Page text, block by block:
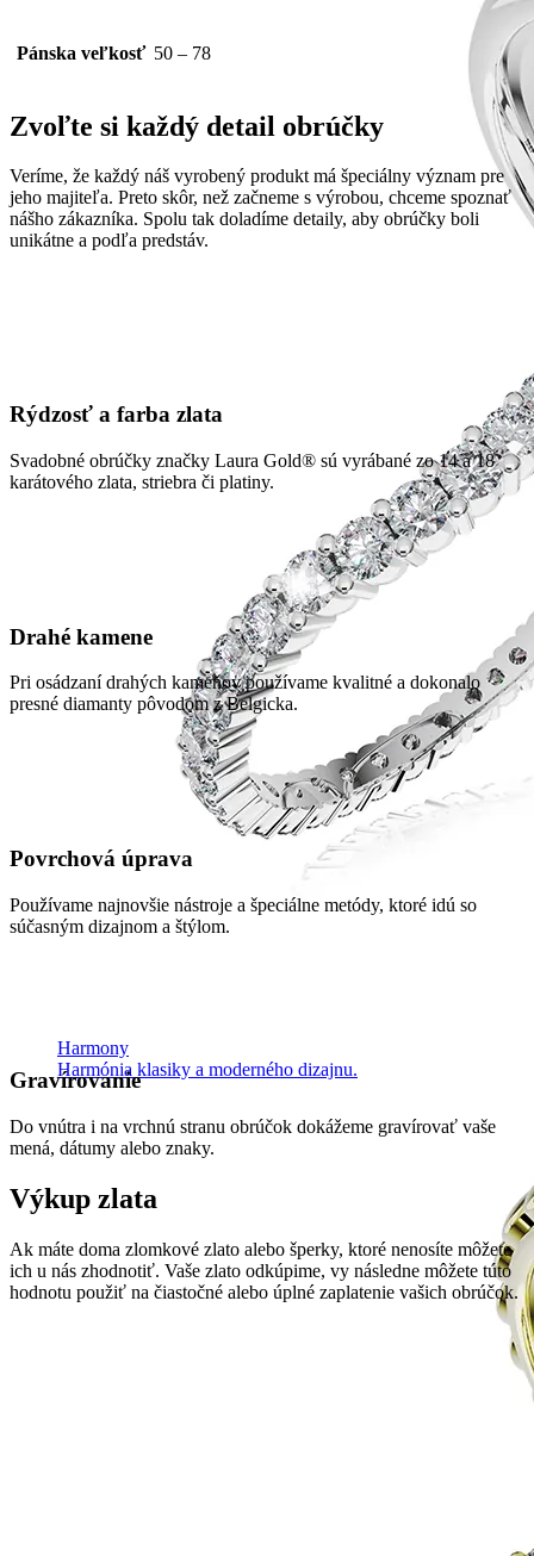
Harmony
Harmónia klasiky a moderného dizajnu.
Pánska veľkosť 50 – 78
Zvoľte si každý detail obrúčky
Veríme, že každý náš vyrobený produkt má špeciálny význam pre
jeho majiteľa. Preto skôr, než začneme s výrobou, chceme spoznať
nášho zákazníka. Spolu tak doladíme detaily, aby obrúčky boli
unikátne a podľa predstáv.
Rýdzosť a farba zlata
Svadobné obrúčky značky Laura Gold® sú vyrábané zo 14 a 18
karátového zlata, striebra či platiny.
Drahé kamene
Pri osádzaní drahých kameňov používame kvalitné a dokonalo
presné diamanty pôvodom z Belgicka.
Povrchová úprava
Používame najnovšie nástroje a špeciálne metódy, ktoré idú so
súčasným dizajnom a štýlom.
Gravírovanie
Do vnútra i na vrchnú stranu obrúčok dokážeme gravírovať vaše
mená, dátumy alebo znaky.
Výkup zlata
Ak máte doma zlomkové zlato alebo šperky, ktoré nenosíte môžete
ich u nás zhodnotiť. Vaše zlato odkúpime, vy následne môžete túto
hodnotu použiť na čiastočné alebo úplné zaplatenie vašich obrúčok.